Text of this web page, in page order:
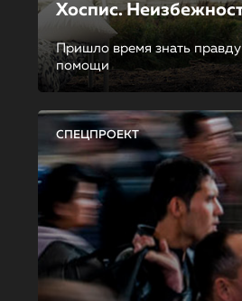
Хоспис.
Пришло время знать
помощи
СПЕЦПРОЕКТ